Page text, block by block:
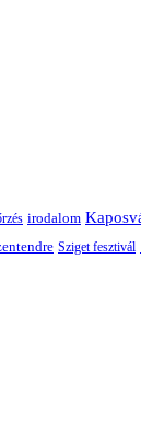
irodalom
Sziget fesztivál